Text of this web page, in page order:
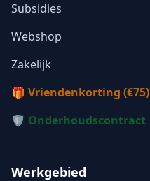
Subsidies
Webshop
Zakelijk
🎁 Vriendenkorting (€75)
🛡️ Onderhoudscontract
Werkgebied